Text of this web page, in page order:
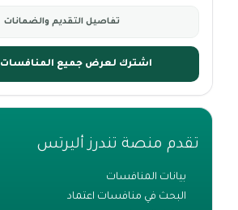
تفاصيل التقديم والضمانات
اشترك لعرض جميع المنافسات
تقدم منصة تندرز أليرتس
بيانات المنافسات
البحث في منافسات اعتماد